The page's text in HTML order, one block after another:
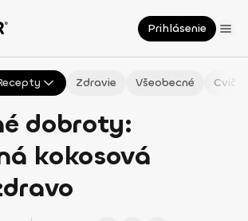
Prihlásenie
Zdravie Všeobecné
dobroty:
kokosová